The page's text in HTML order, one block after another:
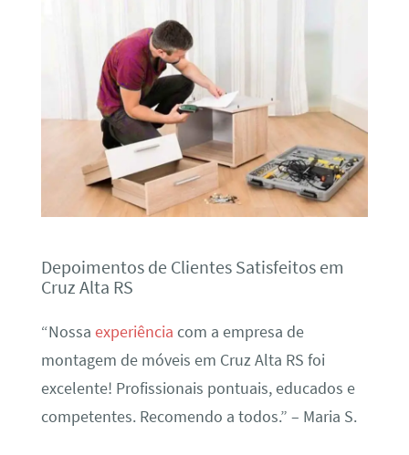
Depoimentos de Clientes Satisfeitos em
Cruz Alta RS
“Nossa experiência com a empresa de
montagem de móveis em Cruz Alta RS foi
excelente! Profissionais pontuais, educados e
competentes. Recomendo a todos.” – Maria S.